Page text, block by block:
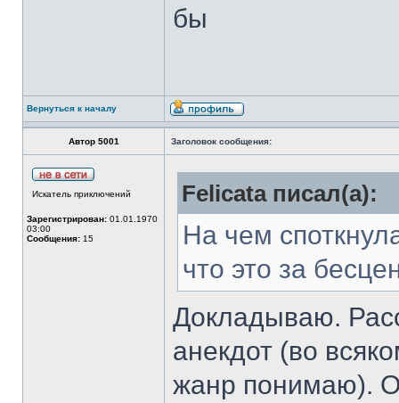
бы
Вернуться к началу
Автор 5001 Заголовок сообщения:
Искатель приключений
Зарегистрирован: 01.01.1970
03:00
Сообщения: 15
Felicata писал(а):
На чем
что это за
Докладываю.
анекдот (во
жанр понимаю).